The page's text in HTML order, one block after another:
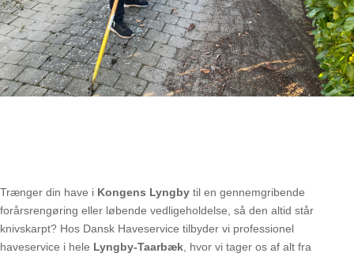
Trænger din have i Kongens Lyngby til en gennemgribende
forårsrengøring eller løbende vedligeholdelse, så den altid står
knivskarpt? Hos Dansk Haveservice tilbyder vi professionel
haveservice i hele Lyngby-Taarbæk , hvor vi tager os af alt fra